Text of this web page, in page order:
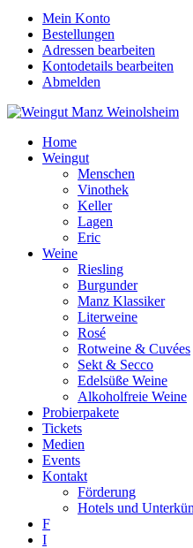
Mein Konto
Bestellungen
Adressen bearbeiten
Kontodetails bearbeiten
Abmelden
Home
Weingut
Menschen
Vinothek
Keller
Lagen
Eric
Weine
Riesling
Burgunder
Manz Klassiker
Literweine
Rosé
Rotweine & Cuvées
Sekt & Secco
Edelsüße Weine
Alkoholfreie Weine
Probierpakete
Tickets
Medien
Events
Kontakt
Förderung
Hotels und
F
I